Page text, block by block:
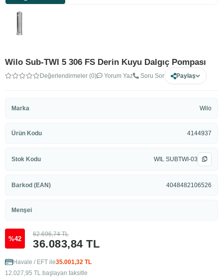
Wilo Sub-TWI 5 306 FS Derin Kuyu Dalgıç Pompası
Değerlendirmeler (0) Yorum Yaz Soru Sor Paylaş
Marka Wilo
Ürün Kodu 4144937
Stok Kodu WIL SUBTWI-03
Barkod (EAN) 4048482106526
Menşei
%42 36.083,84 TL
62.696,74 TL
Havale / EFT ile35.001,32 TL
12.027,95 TL başlayan taksitle